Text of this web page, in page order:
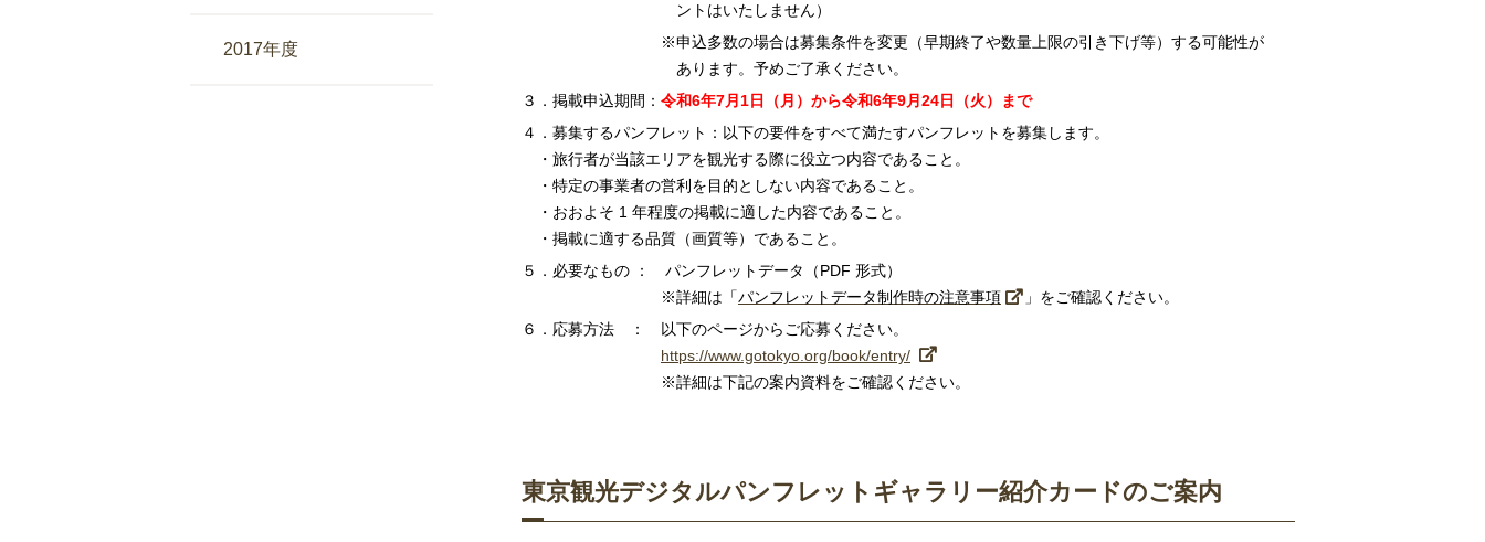
ントはいたしません）
※申込多数の場合は募集条件を変更（早期終了や数量上限の引き下げ等）する可能性が
あります。予めご了承ください。
３．掲載申込期間： 令和6年7月1日（月）から令和6年9月24日（火）まで
４．募集するパンフレット： 以下の要件をすべて満たすパンフレットを募集します。
・旅行者が当該エリアを観光する際に役立つ内容であること。
・特定の事業者の営利を目的としない内容であること。
・おおよそ 1 年程度の掲載に適した内容であること。
・掲載に適する品質（画質等）であること。
５．必要なもの ： パンフレットデータ（PDF 形式）
※詳細は「パンフレットデータ制作時の注意事項
」をご確認ください。
６．応募方法 ： 以下のページからご応募ください。
https://www.gotokyo.org/book/entry/
※詳細は下記の案内資料をご確認ください。
東京観光デジタルパンフレットギャラリー紹介カードのご案内
2017年度